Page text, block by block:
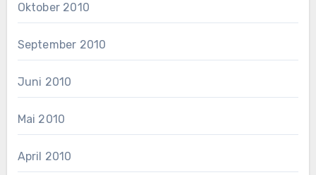
Oktober 2010
September 2010
Juni 2010
Mai 2010
April 2010